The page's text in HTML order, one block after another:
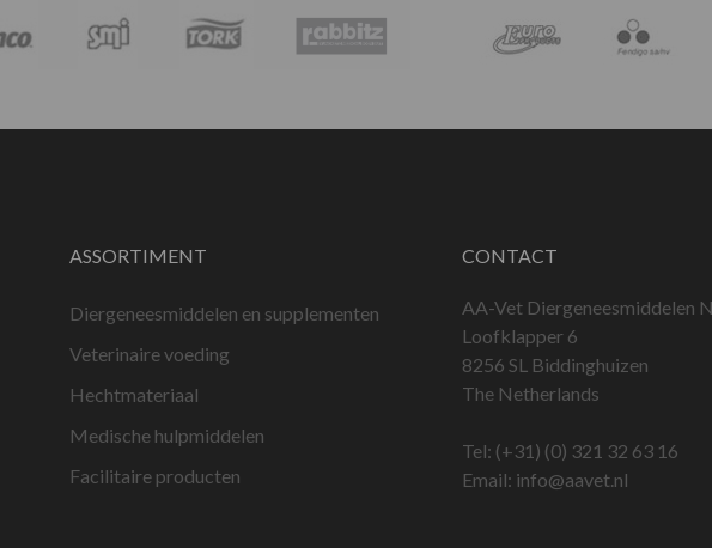
ASSORTIMENT
Diergeneesmiddelen en supplementen
Veterinaire voeding
Hechtmateriaal
Medische hulpmiddelen
Facilitaire producten
CONTACT
AA-Vet Diergeneesmiddelen
Loofklapper 6
8256 SL Biddinghuizen
The Netherlands
Tel: (+31) (0) 321 32 63 16
Email: info@aavet.nl